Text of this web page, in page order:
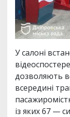
У салоні
дозволяють
всередині
із яких 67 —